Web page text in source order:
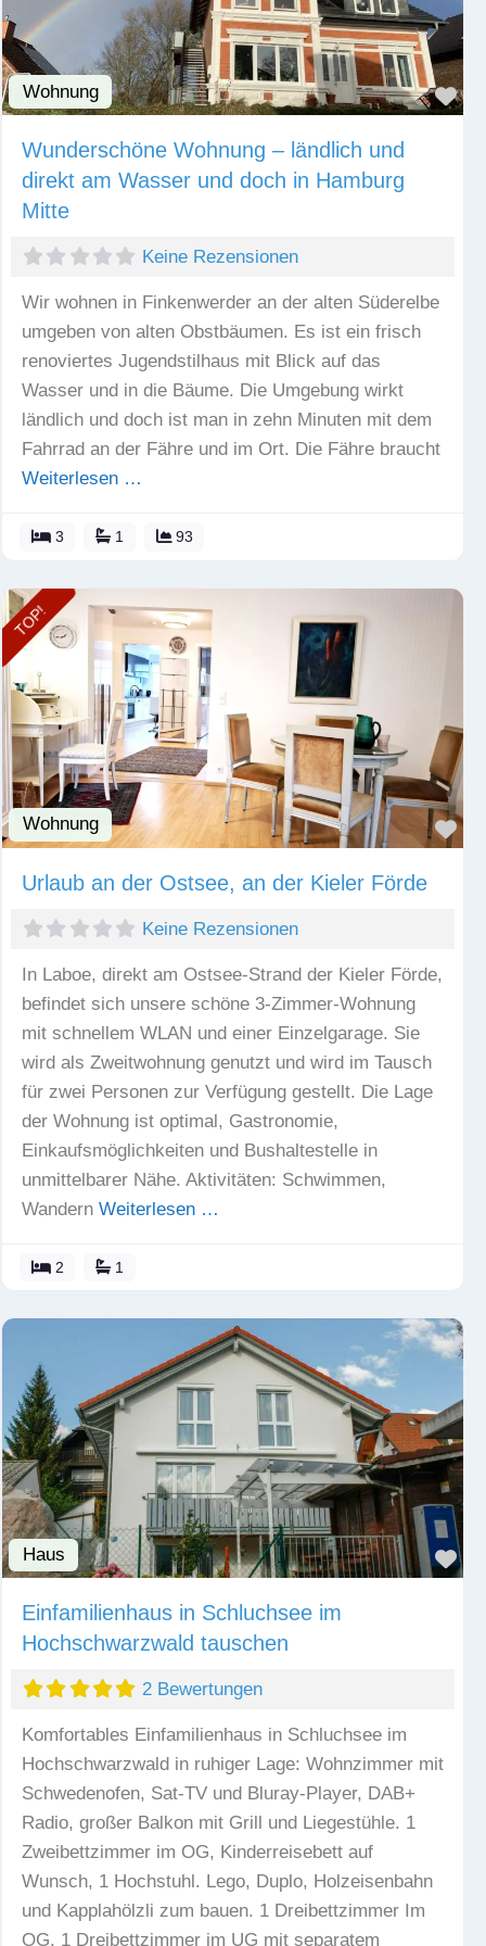
Wohnung
Wunderschöne Wohnung – ländlich und
direkt am Wasser und doch in Hamburg
Mitte
Keine Rezensionen
Wir wohnen in Finkenwerder an der alten Süderelbe
umgeben von alten Obstbäumen. Es ist ein frisch
renoviertes Jugendstilhaus mit Blick auf das
Wasser und in die Bäume. Die Umgebung wirkt
ländlich und doch ist man in zehn Minuten mit dem
Fahrrad an der Fähre und im Ort. Die Fähre braucht
Weiterlesen …
3 1 93
TOP!
Wohnung
Urlaub an der Ostsee, an der Kieler Förde
Keine Rezensionen
In Laboe, direkt am Ostsee-Strand der Kieler Förde,
befindet sich unsere schöne 3-Zimmer-Wohnung
mit schnellem WLAN und einer Einzelgarage. Sie
wird als Zweitwohnung genutzt und wird im Tausch
für zwei Personen zur Verfügung gestellt. Die Lage
der Wohnung ist optimal, Gastronomie,
Einkaufsmöglichkeiten und Bushaltestelle in
unmittelbarer Nähe. Aktivitäten: Schwimmen,
Wandern Weiterlesen …
2 1
Haus
Einfamilienhaus in Schluchsee im
Hochschwarzwald tauschen
2 Bewertungen
Komfortables Einfamilienhaus in Schluchsee im
Hochschwarzwald in ruhiger Lage: Wohnzimmer mit
Schwedenofen, Sat-TV und Bluray-Player, DAB+
Radio, großer Balkon mit Grill und Liegestühle. 1
Zweibettzimmer im OG, Kinderreisebett auf
Wunsch, 1 Hochstuhl. Lego, Duplo, Holzeisenbahn
und Kapplahölzli zum bauen. 1 Dreibettzimmer Im
OG, 1 Dreibettzimmer im UG mit separatem